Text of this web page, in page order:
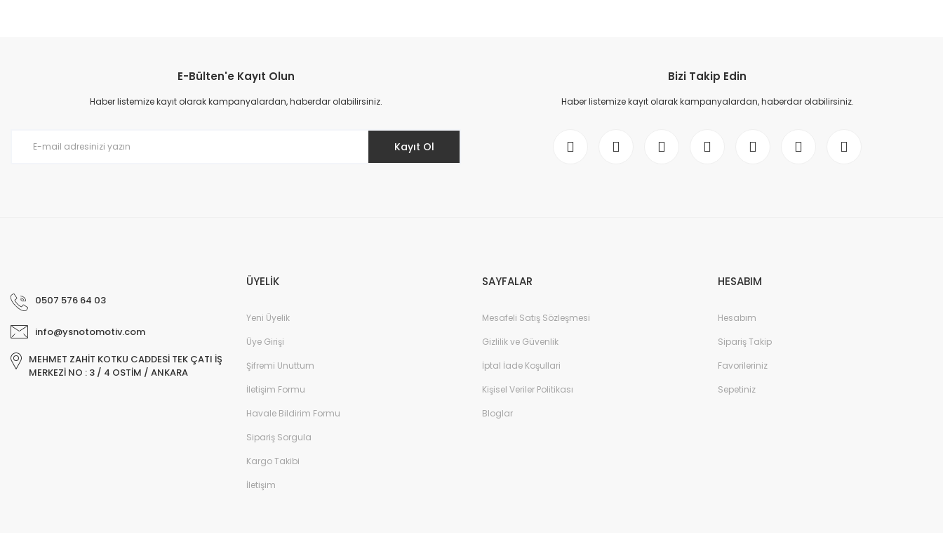
Ürün resmi kalitesiz, bozuk veya görüntülenemiyor.
Ürün açıklamasında eksik bilgiler bulunuyor.
E-Bülten'e Kayıt Olun
Haber listemize kayıt olarak kampanyalardan, haberdar olabilirsiniz.
Kayıt Ol
Bizi Takip Edin
Haber listemize kayıt olarak kampanyalardan, haberdar olabilirsiniz.
0507 576 64 03
info@ysnotomotiv.com
MEHMET ZAHİT KOTKU CADDESİ TEK ÇATI İŞ
MERKEZİ NO : 3 / 4 OSTİM / ANKARA
ÜYELİK
Yeni Üyelik
Üye Girişi
Şifremi Unuttum
İletişim Formu
Havale Bildirim Formu
Sipariş Sorgula
Kargo Takibi
İletişim
SAYFALAR
Mesafeli Satış Sözleşmesi
Gizlilik ve Güvenlik
İptal İade Koşullari
Kişisel Veriler Politikası
Bloglar
HESABIM
Hesabım
Sipariş Takip
Favorileriniz
Sepetiniz